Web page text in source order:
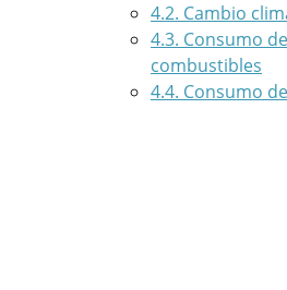
4.2. Cambio
4.3. Consumo
combustibles
4.4. Consumo